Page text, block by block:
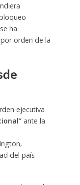
ha
orden de la
ejecutiva
ante la
del país